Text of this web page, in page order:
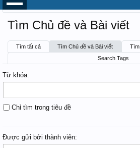
Trang chủ
Tìm Chủ đề và Bài viết
Tìm tất cả Tìm Chủ đề và Bài viết
Search Tags
Từ khóa:
Chỉ tìm trong tiêu đề
Được gửi bởi thành viên: